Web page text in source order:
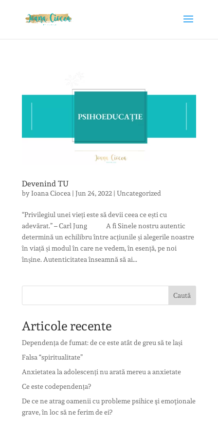
Devenind TU
byIoana Ciocea | Jun 24, 2022| Uncategorized
“Privilegiul unei vieți este să devii ceea ce ești cu
adevărat.” – Carl Jung A fi Sinele nostru autentic
determină un echilibru între acțiunile și alegerile noastre
în viață și modul în care ne vedem, în esență, pe noi
înșine. Autenticitatea înseamnă să ai...
Caută
Articole recente
Dependența de fumat: de ce este atât de greu să te lași
Falsa “spiritualitate”
Anxietatea la adolescenți nu arată mereu a anxietate
Ce este codependența?
De ce ne atrag oamenii cu probleme psihice şi emoţionale
grave, în loc să ne ferim de ei?